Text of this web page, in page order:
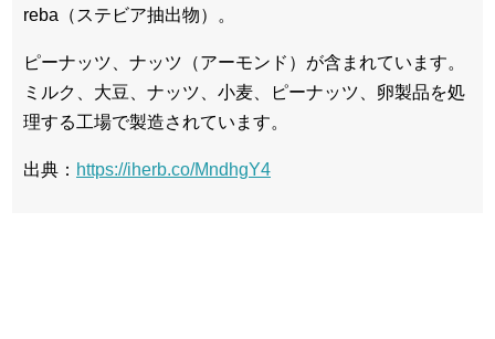
reba（ステビア抽出物）。
ピーナッツ、ナッツ（アーモンド）が含まれています。
ミルク、大豆、ナッツ、小麦、ピーナッツ、卵製品を処
理する工場で製造されています。
出典： https://iherb.co/MndhgY4